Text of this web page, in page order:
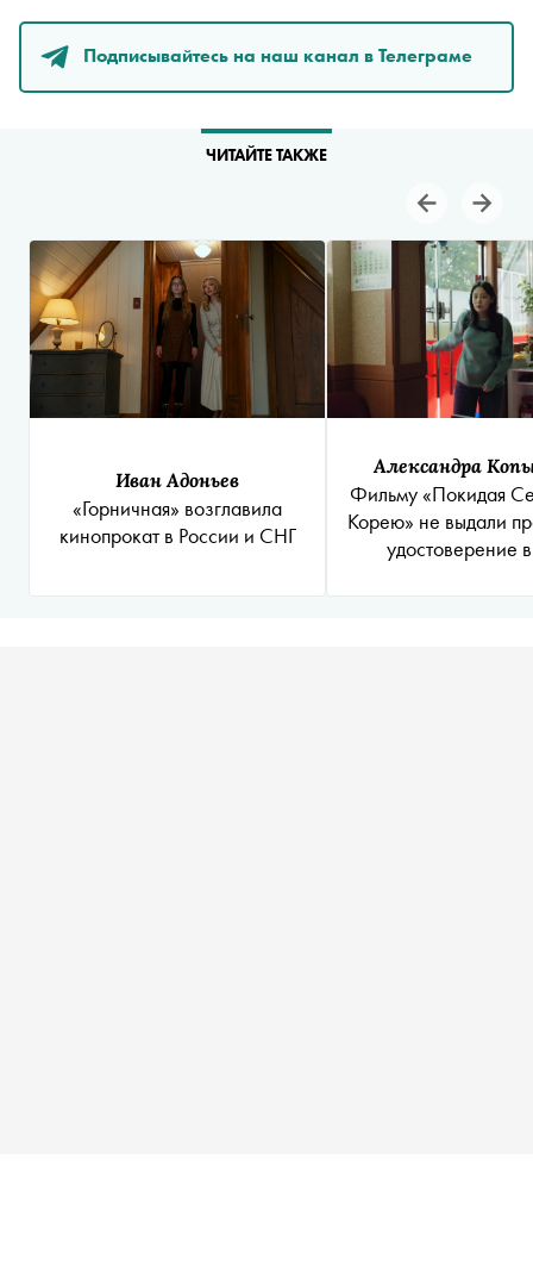
Подписывайтесь на наш канал в Телеграме
ЧИТАЙТЕ ТАКЖЕ
Иван Адоньев
«Горничная» возглавила
кинопрокат в России и СНГ
Александра
Фильму «Покидая
Корею» не выдали
удостоверение